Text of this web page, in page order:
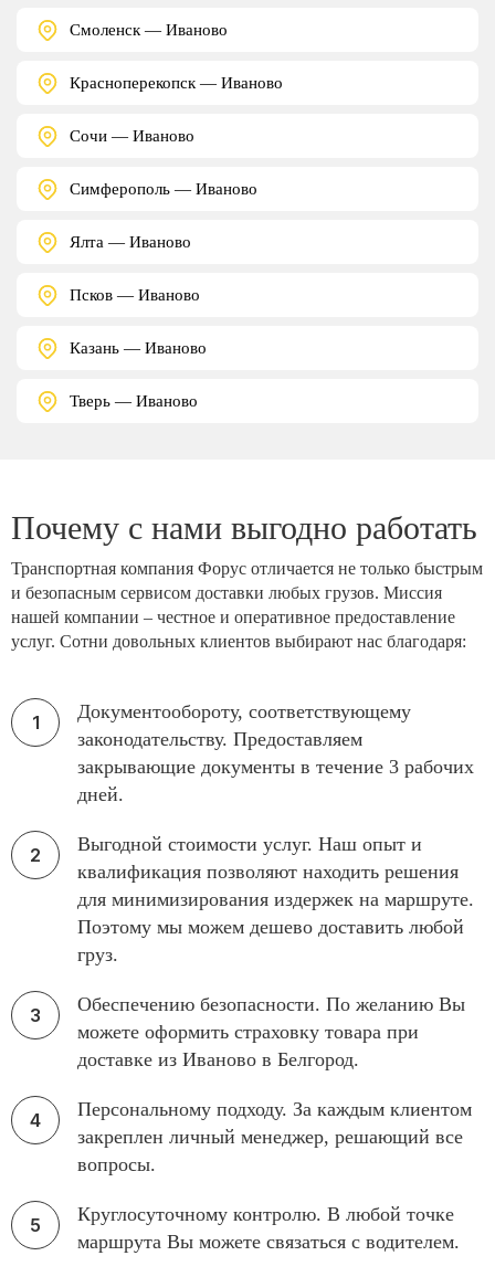
Смоленск — Иваново
Красноперекопск — Иваново
Сочи — Иваново
Симферополь — Иваново
Ялта — Иваново
Псков — Иваново
Казань — Иваново
Тверь — Иваново
Почему с нами выгодно работать
Транспортная компания Форус отличается не только быстрым
и безопасным сервисом доставки любых грузов. Миссия
нашей компании – честное и оперативное предоставление
услуг. Сотни довольных клиентов выбирают нас благодаря:
Документообороту, соответствующему
законодательству. Предоставляем
закрывающие документы в течение 3 рабочих
дней.
Выгодной стоимости услуг. Наш опыт и
квалификация позволяют находить решения
для минимизирования издержек на маршруте.
Поэтому мы можем дешево доставить любой
груз.
Обеспечению безопасности. По желанию Вы
можете оформить страховку товара при
доставке из Иваново в Белгород.
Персональному подходу. За каждым клиентом
закреплен личный менеджер, решающий все
вопросы.
Круглосуточному контролю. В любой точке
маршрута Вы можете связаться с водителем.